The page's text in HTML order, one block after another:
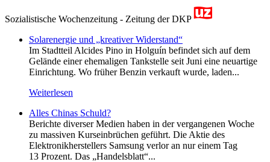
Sozialistische Wochenzeitung - Zeitung der DKP
Solarenergie und „kreativer Widerstand“
Im Stadtteil Alcides Pino in Holguín befindet sich auf dem
Gelände einer ehemaligen Tankstelle seit Juni eine neuartige
Einrichtung. Wo früher Benzin verkauft wurde, laden...
Weiterlesen
Alles Chinas Schuld?
Berichte diverser Medien haben in der vergangenen Woche
zu massiven Kurseinbrüchen geführt. Die Aktie des
Elektronikherstellers Samsung verlor an nur einem Tag
13 Prozent. Das „Handelsblatt“...